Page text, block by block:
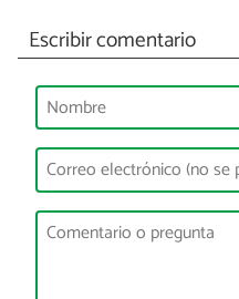
Escribir comentario